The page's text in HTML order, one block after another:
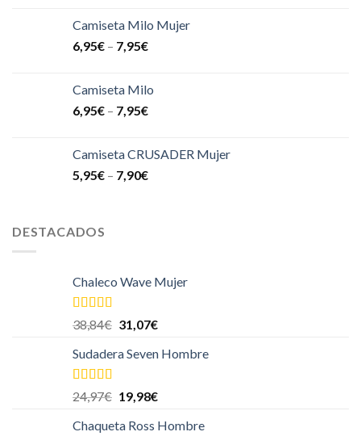
Camiseta Milo Mujer
6,95€ – 7,95€
Camiseta Milo
6,95€ – 7,95€
Camiseta CRUSADER Mujer
5,95€ – 7,90€
DESTACADOS
Chaleco Wave Mujer
Valorado en
5.00
38,84€ 31,07€
Sudadera Seven Hombre
Valorado en
5.00
24,97€ 19,98€
Chaqueta Ross Hombre